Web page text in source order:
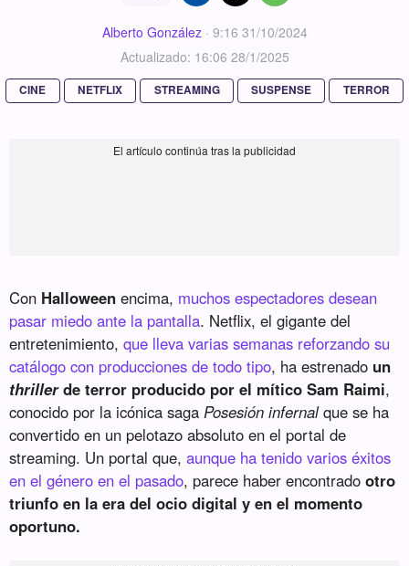
Alberto González· 9:16 31/10/2024
Actualizado: 16:06 28/1/2025
CINE NETFLIX STREAMING SUSPENSE TERROR
Con Halloween encima, muchos espectadores desean
pasar miedo ante la pantalla. Netflix, el gigante del
entretenimiento,que lleva varias semanas reforzando su
catálogo con producciones de todo tipo, ha estrenado un
thrillerde terror producido por el mítico Sam Raimi,
conocido por la icónica saga Posesión infernalque se ha
convertido en un pelotazo absoluto en el portal de
streaming. Un portal que,aunque ha tenido varios éxitos
en el género en el pasado, parece haber encontradootro
triunfo en la era del ocio digital y en el momento
oportuno.